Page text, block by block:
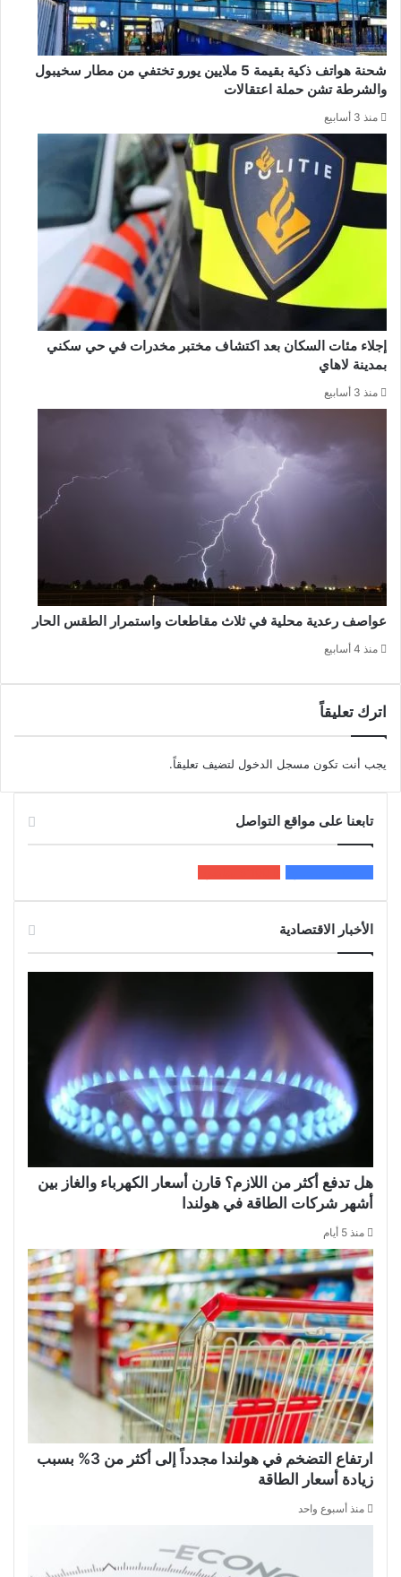
شحنة هواتف ذكية بقيمة 5 ملايين يورو تختفي من مطار سخيبول
والشرطة تشن حملة اعتقالات
منذ 3 أسابيع
إجلاء مئات السكان بعد اكتشاف مختبر مخدرات في حي سكني
بمدينة لاهاي
منذ 3 أسابيع
عواصف رعدية محلية في ثلاث مقاطعات واستمرار الطقس الحار
منذ 4 أسابيع
اترك تعليقاً
يجب أنت تكون مسجل الدخول لتضيف تعليقاً.
تابعنا على مواقع التواصل
الأخبار الاقتصادية
هل تدفع أكثر من اللازم؟ قارن أسعار الكهرباء والغاز بين
أشهر شركات الطاقة في هولندا
منذ 5 أيام
ارتفاع التضخم في هولندا مجدداً إلى أكثر من 3% بسبب
زيادة أسعار الطاقة
منذ أسبوع واحد